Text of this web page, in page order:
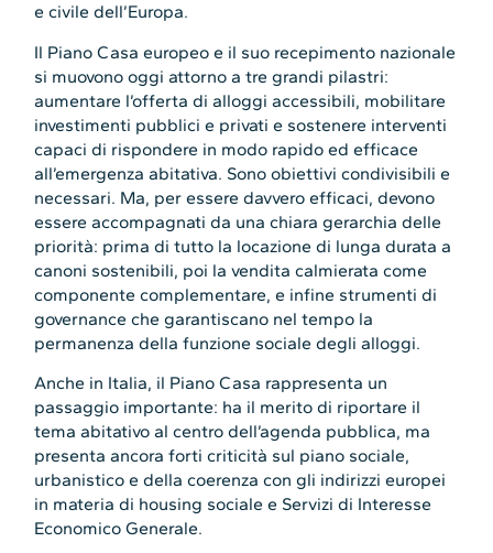
e civile dell’Europa.
Il Piano Casa europeo e il suo recepimento nazionale
si muovono oggi attorno a tre grandi pilastri:
aumentare l’offerta di alloggi accessibili, mobilitare
investimenti pubblici e privati e sostenere interventi
capaci di rispondere in modo rapido ed efficace
all’emergenza abitativa. Sono obiettivi condivisibili e
necessari. Ma, per essere davvero efficaci, devono
essere accompagnati da una chiara gerarchia delle
priorità: prima di tutto la locazione di lunga durata a
canoni sostenibili, poi la vendita calmierata come
componente complementare, e infine strumenti di
governance che garantiscano nel tempo la
permanenza della funzione sociale degli alloggi.
Anche in Italia, il Piano Casa rappresenta un
passaggio importante: ha il merito di riportare il
tema abitativo al centro dell’agenda pubblica, ma
presenta ancora forti criticità sul piano sociale,
urbanistico e della coerenza con gli indirizzi europei
in materia di housing sociale e Servizi di Interesse
Economico Generale.